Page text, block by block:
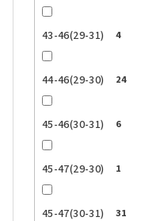
43-46(29-31) 4
44-46(29-30) 24
45-46(30-31) 6
45-47(29-30) 1
45-47(30-31) 31